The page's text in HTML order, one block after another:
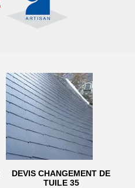
DEVIS CHANGEMENT DE
TUILE 35